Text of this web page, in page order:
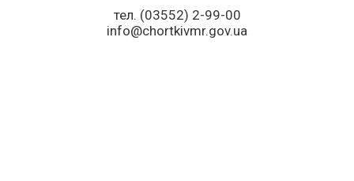
тел. (03552) 2-99-00
info@chortkivmr.gov.ua